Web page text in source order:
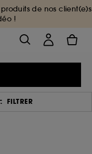
produits de nos client(e)s
!
FILTRER